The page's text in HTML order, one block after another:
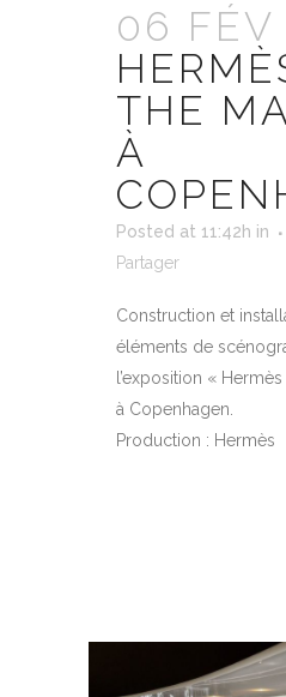
06 FÉV
THE
À
Posted at 11:42h in
Partager
Construction et
éléments de
l’exposition «
à Copenhagen.
Production : Hermès